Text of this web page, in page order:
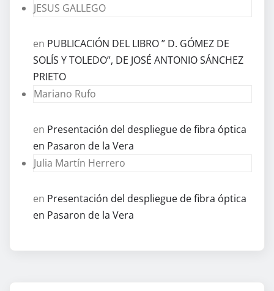
JESUS GALLEGO
en PUBLICACIÓN DEL LIBRO ” D. GÓMEZ DE
SOLÍS Y TOLEDO”, DE JOSÉ ANTONIO SÁNCHEZ
PRIETO
Mariano Rufo
en Presentación del despliegue de fibra óptica
en Pasaron de la Vera
Julia Martín Herrero
en Presentación del despliegue de fibra óptica
en Pasaron de la Vera